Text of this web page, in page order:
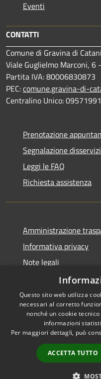
Eventi
CONTATTI
Comune di Gravina di
Viale Guglielmo Marconi, 6
Partita IVA: 80006830873
PEC:comune.gravina-di-
Centralino Unico:
Prenotazione
Segnalazione
Leggi le FAQ
Richiesta assistenza
Amministrazione
Informativa privacy
Note legali
Dichiarazione di
RSS
Accessibilità
Questo sito web utilizza
necessari al corretto
nonché un cookie
informazioni
Per maggiori dettagli, può
ACCETTA TUTTO